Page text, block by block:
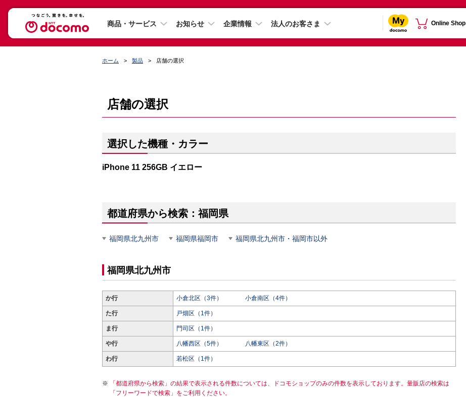
商品・サービス お知らせ 企業情報 法人のお客さま Online Shop
ホーム 製品 店舗の選択
店舗の選択
選択した機種・カラー
iPhone 11 256GB イエロー
都道府県から検索：福岡県
福岡県北九州市 福岡県福岡市 福岡県北九州市・福岡市以外
福岡県北九州市
か行 小倉北区（3件） 小倉南区（4件）
た行 戸畑区（1件）
ま行 門司区（1件）
や行 八幡西区（5件） 八幡東区（2件）
わ行 若松区（1件）
「都道府県から検索」の結果で表示される件数については、ドコモショップのみの件数を表示しております。量販店の検索は
「フリーワードで検索」をご利用ください。